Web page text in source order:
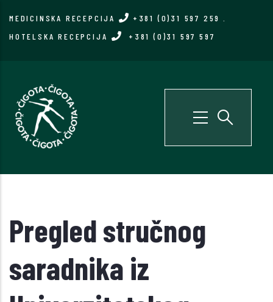
MEDICINSKA RECEPCIJA +381 (0)31 597 259
HOTELSKA RECEPCIJA
+381 (0)31 597 597
Pregled stručnog
saradnika iz